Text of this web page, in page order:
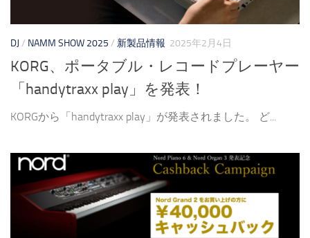
DJ / NAMM SHOW 2025 / 新製品情報 2025年2月4日
KORG、ポータブル・レコードプレーヤー
「handytraxx play」を発表！
KORGから「handytraxx play」が発表されました。 ど...